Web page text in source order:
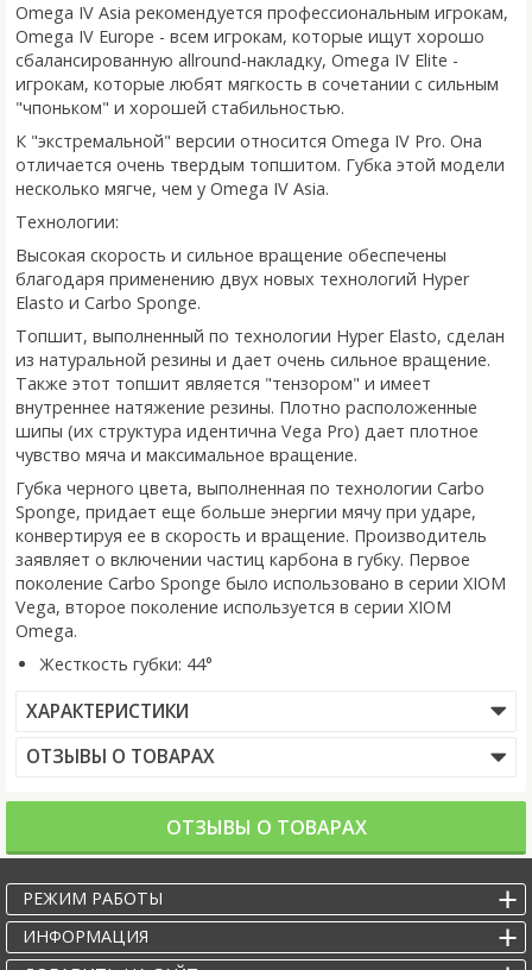
Omega IV Asia рекомендуется профессиональным игрокам,
Omega IV Europe - всем игрокам, которые ищут хорошо
сбалансированную allround-накладку, Omega IV Elite -
игрокам, которые любят мягкость в сочетании с сильным
"чпоньком" и хорошей стабильностью.
К "экстремальной" версии относится Omega IV Pro. Она
отличается очень твердым топшитом. Губка этой модели
несколько мягче, чем у Omega IV Asia.
Технологии:
Высокая скорость и сильное вращение обеспечены
благодаря применению двух новых технологий Hyper
Elasto и Carbo Sponge.
Топшит, выполненный по технологии Hyper Elasto, сделан
из натуральной резины и дает очень сильное вращение.
Также этот топшит является "тензором" и имеет
внутреннее натяжение резины. Плотно расположенные
шипы (их структура идентична Vega Pro) дает плотное
чувство мяча и максимальное вращение.
Губка черного цвета, выполненная по технологии Carbo
Sponge, придает еще больше энергии мячу при ударе,
конвертируя ее в скорость и вращение. Производитель
заявляет о включении частиц карбона в губку. Первое
поколение Carbo Sponge было использовано в серии XIOM
Vega, второе поколение используется в серии XIOM
Omega.
Жесткость губки: 44°
ХАРАКТЕРИСТИКИ
ОТЗЫВЫ О ТОВАРАХ
ОТЗЫВЫ О ТОВАРАХ
РЕЖИМ РАБОТЫ
ИНФОРМАЦИЯ